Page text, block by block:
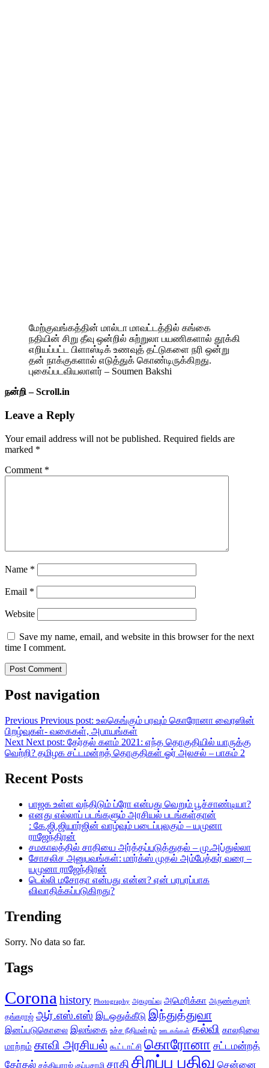
மேற்குவங்கத்தின் மால்டா மாவட்டத்தில் கங்கை
நதியின் சிறு தீவு ஒன்றில் சுற்றுலா பயணிகளால் தூக்கி
எறியப்பட்ட பிளாஸ்டிக் உணவுத் தட்டுகளை நரி ஒன்று
தன் நாக்குகளால் எடுத்துக் கொண்டிருக்கிறது.
புகைப்படவியலாளர் – Soumen Bakshi
நன்றி – Scroll.in
Leave a Reply
Your email address will not be published. Required fields are
marked *
Comment *
Name *
Email *
Website
Save my name, email, and website in this browser for the next
time I comment.
Post navigation
Previous Previous post: உலகெங்கும் பரவும் கொரோனா வைரஸின்
பிறழ்வுகள்- வகைகள், அபாயங்கள்
Next Next post: தேர்தல் களம் 2021: எந்த தொகுதியில் யாருக்கு
வெற்றி? தமிழக சட்டமன்றத் தொகுதிகள் ஓர் அலசல் – பாகம் 2
Recent Posts
பாஜக உள்ள வந்திடும் ப்ரோ என்பது வெறும் பூச்சாண்டியா?
எனது எல்லாப் படங்களும் அரசியல் படங்கள்தான்
: கே.ஜி.ஜியார்ஜின் வாழ்வும் படைப்புலகும் – யமுனா
ராஜேந்திரன்
சமகாலத்தில் சாதியை அர்த்தப்படுத்துதல் – மு.அப்துல்லா
சோசலிச அனுபவங்கள்: மார்க்ஸ் முதல் அம்பேத்கர் வரை –
யமுனா ராஜேந்திரன்
டெல்லி மசோதா என்பது என்ன? ஏன் பரபரப்பாக
விவாதிக்கப்படுகிறது?
Trending
Sorry. No data so far.
Tags
Corona history Photography அகழாய்வு அமெரிக்கா அருண்குமார்
தங்கராஜ் ஆர்.எஸ்.எஸ் இடஒதுக்கீடு இந்துத்துவா
இனப்படுகொலை இலங்கை உச்ச நீதிமன்றம் ஊடகங்கள் கல்வி காலநிலை
மாற்றம் காவி அரசியல் கூட்டாட்சி கொரோனா சட்டமன்றத்
தேர்தல் சத்தியராஜ் குப்புசாமி சாதிசிறப்பு பதிவு சென்னை